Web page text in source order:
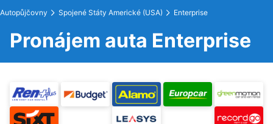
Autopůjčovny Spojené Státy Americké (USA) Enterprise
Pronájem auta Enterprise